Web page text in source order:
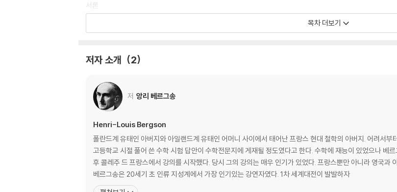
서론
제1장 생명의 진화
제3장 생명의 의의에 대하여
제4장 사유의 영화적 구조 및 기계론의 착각
철학 세계들의 역사 훑어보기, 실재적 생성과 거짓된 진화론
도덕과 종교의 두 원천
제1장 도덕적 의무
1. 사회적 질서와 자연의 질서/ 2. 사회 속의 개인/ 3. 개인 속의 사회/ 4. 저항에 대한 저항/ 5. 정언적 명령에
영혼과 폐쇄된 영혼/ 10. 정서와 추진/ 11. 정서와 창조/ 12. 정서와 표상/ 13. 해방/ 14. 전진/ 15. 폐쇄된 도덕
義)/ 19. 강압과 동경/ 20. 주지주의/ 21. 생명의 약동/ 22. 훈육과 깨달음
목차 더보기
저자 소개 2
저 앙리 베르그송
Henri-Louis Bergson
폴란드계 유태인 아버지와 아일랜드계 유태인 어머니 사이에서 태어난 프랑스 현대 철학의 아버지. 어려서
고등학교 시절 풀어 쓴 수학 시험 답안이 수학전문지에 게재될 정도였다고 한다. 수학에 재능이 있었으나 베
후 콜레주 드 프랑스에서 강의를 시작했다. 당시 그의 강의는 매우 인기가 있었다. 프랑스뿐만 아니라 영국과
베르그송은 20세기 초 인류 지성계에서 가장 인기있는 강연자였다. 1차 세계대전이 발발하자